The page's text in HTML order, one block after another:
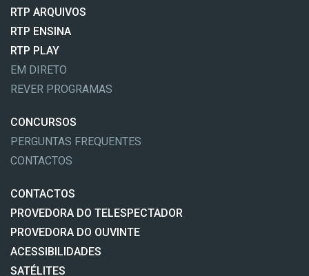
RTP ARQUIVOS
RTP ENSINA
RTP PLAY
EM DIRETO
REVER PROGRAMAS
CONCURSOS
PERGUNTAS FREQUENTES
CONTACTOS
CONTACTOS
PROVEDORA DO TELESPECTADOR
PROVEDORA DO OUVINTE
ACESSIBILIDADES
SATÉLITES